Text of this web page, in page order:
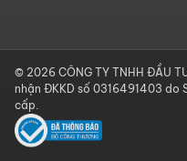
© 2026 CÔNG TY TNHH ĐẦU
nhận ĐKKD số 0316491403 do
cấp.